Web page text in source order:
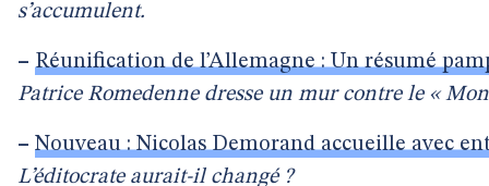
s’accumulent.
– Réunification de l’Allemagne : Un résumé
Patrice Romedenne dresse un mur contre le «
– Nouveau : Nicolas Demorand accueille avec
L’éditocrate aurait-il changé ?